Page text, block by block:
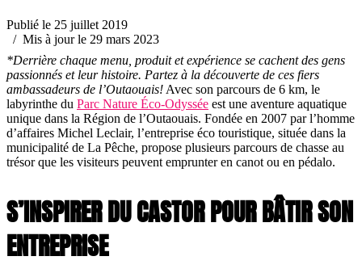
Publié le 25 juillet 2019
/ Mis à jour le 29 mars 2023
*Derrière chaque menu, produit et expérience se cachent des gens
passionnés et leur histoire. Partez à la découverte de ces fiers
ambassadeurs de l’Outaouais! Avec son parcours de 6 km, le
labyrinthe du Parc Nature Éco-Odyssée est une aventure aquatique
unique dans la Région de l’Outaouais. Fondée en 2007 par l’homme
d’affaires Michel Leclair, l’entreprise éco touristique, située dans la
municipalité de La Pêche, propose plusieurs parcours de chasse au
trésor que les visiteurs peuvent emprunter en canot ou en pédalo.
S’INSPIRER DU CASTOR POUR BÂTIR SON
ENTREPRISE